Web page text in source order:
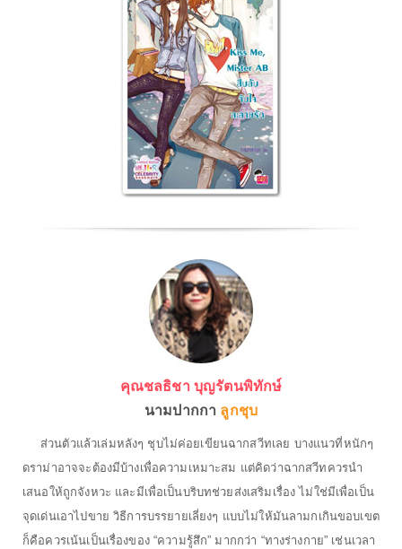
คุณชลธิชา บุญรัตนพิทักษ์
นามปากกา ลูกชุบ
ส่วนตัวแล้วเล่มหลังๆ ชุบไม่ค่อยเขียนฉากสวีทเลย บางแนวที่หนักๆ
ดราม่าอาจจะต้องมีบ้างเพื่อความเหมาะสม แต่คิดว่าฉากสวีทควรนำ
เสนอให้ถูกจังหวะ และมีเพื่อเป็นบริบทช่วยส่งเสริมเรื่อง ไม่ใช่มีเพื่อเป็น
จุดเด่นเอาไปขาย วิธีการบรรยายเลี่ยงๆ แบบไม่ให้มันลามกเกินขอบเขต
ก็คือควรเน้นเป็นเรื่องของ “ความรู้สึก” มากกว่า “ทางร่างกาย” เช่นเวลา